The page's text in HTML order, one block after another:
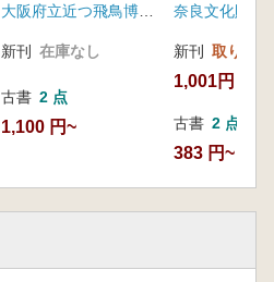
季特別展
新刊 在庫なし
古書 2 点
1,100 円~
新刊 取り寄せ
1,001円
古書 2 点
383 円~